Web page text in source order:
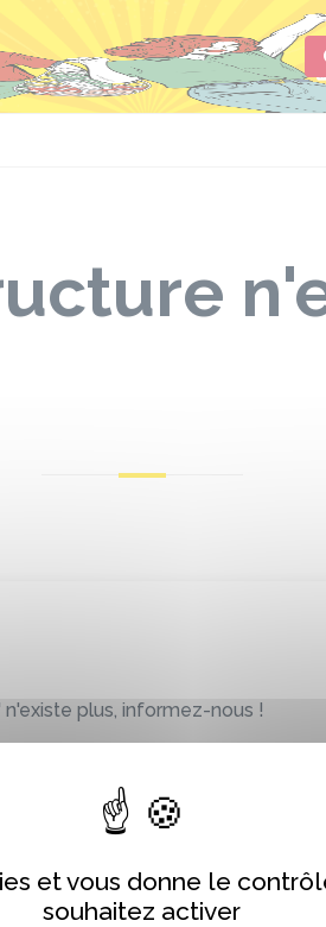
plus, informez-nous !
Soumettre
et vous donne le
souhaitez activer